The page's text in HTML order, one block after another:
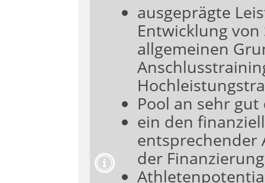
ausgeprägte
Entwicklung
allgemeinen
Pool an sehr
ein den
entsprechender
der